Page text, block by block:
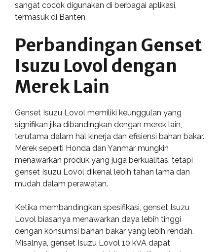
sangat cocok digunakan di berbagai aplikasi,
termasuk di Banten.
Perbandingan Genset
Isuzu Lovol dengan
Merek Lain
Genset Isuzu Lovol memiliki keunggulan yang
signifikan jika dibandingkan dengan merek lain,
terutama dalam hal kinerja dan efisiensi bahan bakar.
Merek seperti Honda dan Yanmar mungkin
menawarkan produk yang juga berkualitas, tetapi
genset Isuzu Lovol dikenal lebih tahan lama dan
mudah dalam perawatan.
Ketika membandingkan spesifikasi, genset Isuzu
Lovol biasanya menawarkan daya lebih tinggi
dengan konsumsi bahan bakar yang lebih rendah.
Misalnya, genset Isuzu Lovol 10 kVA dapat